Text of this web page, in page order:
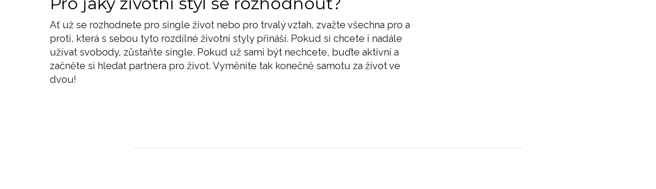
Ať už se rozhodnete pro single život nebo pro trvalý vztah, zvažte všechna pro a
proti, která s sebou tyto rozdílné životní styly přináší. Pokud si chcete i nadále
užívat svobody, zůstaňte single. Pokud už sami být nechcete, buďte aktivní a
začněte si hledat partnera pro život. Vyměníte tak konečně samotu za život ve
dvou!